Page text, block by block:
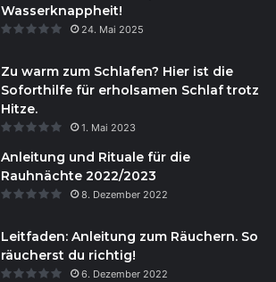
Wasserknappheit!
24. Mai 2025
Zu warm zum Schlafen? Hier ist die
Soforthilfe für erholsamen Schlaf trotz
Hitze.
1. Mai 2023
Anleitung und Rituale für die
Rauhnächte 2022/2023
8. Dezember 2022
Leitfaden: Anleitung zum Räuchern. So
räucherst du richtig!
6. Dezember 2022